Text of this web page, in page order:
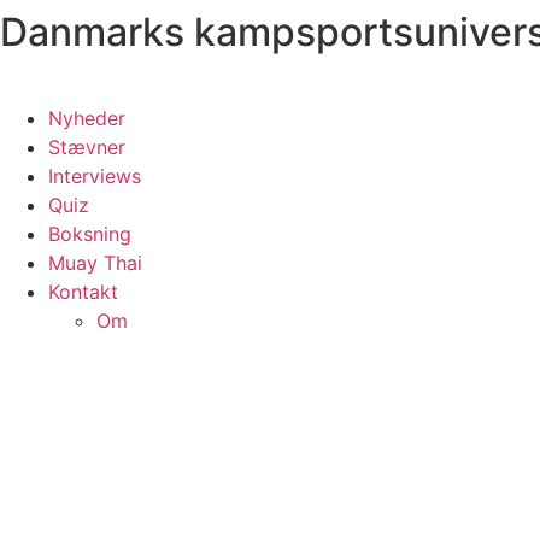
Videre
til
Danmarks
Nyheder
Stævner
Interviews
Quiz
Boksning
Muay Thai
Kontakt
Om